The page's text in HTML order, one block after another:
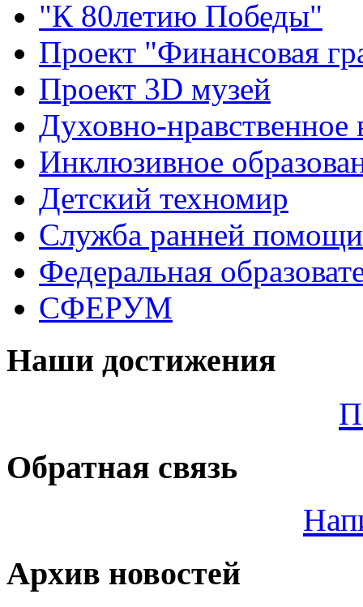
"К 80летию Победы"
Проект "Финансовая
Проект 3D музей
Духовно-нравственное
Инклюзивное
Детский техномир
Служба ранней помощи
Федеральная
СФЕРУМ
Наши достижения
Обратная связь
Архив новостей